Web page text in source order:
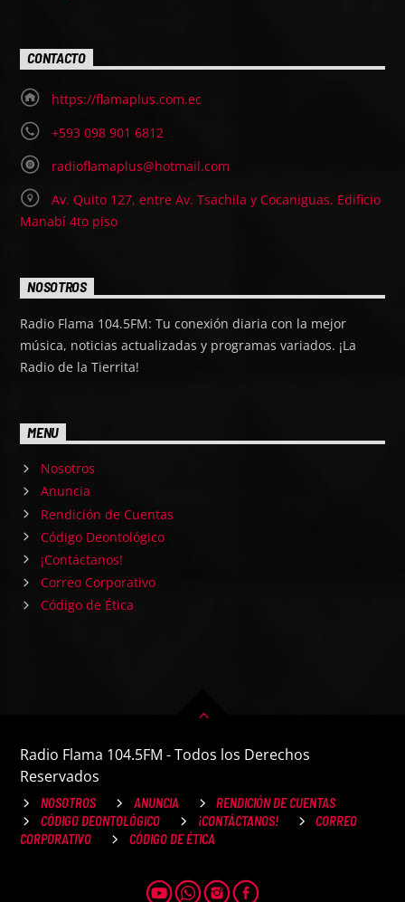
CONTACTO
https://flamaplus.com.ec
+593 098 901 6812
radioflamaplus@hotmail.com
Av. Quito 127, entre Av. Tsachila y Cocaniguas. Edificio
Manabí 4to piso
NOSOTROS
Radio Flama 104.5FM: Tu conexión diaria con la mejor
música, noticias actualizadas y programas variados. ¡La
Radio de la Tierrita!
MENU
Nosotros
Anuncia
Rendición de Cuentas
Código Deontológico
¡Contáctanos!
Correo Corporativo
Código de Ética
Radio Flama 104.5FM - Todos los Derechos
Reservados
NOSOTROS ANUNCIA
RENDICIÓN DE CUENTAS
CÓDIGO DEONTOLÓGICO
¡CONTÁCTANOS!
CORREO
CORPORATIVO
CÓDIGO DE ÉTICA